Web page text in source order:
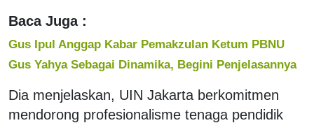
Baca Juga :
Gus Ipul Anggap Kabar Pemakzulan Ketum PBNU
Gus Yahya Sebagai Dinamika, Begini Penjelasannya
Dia menjelaskan, UIN Jakarta berkomitmen
mendorong profesionalisme tenaga pendidik